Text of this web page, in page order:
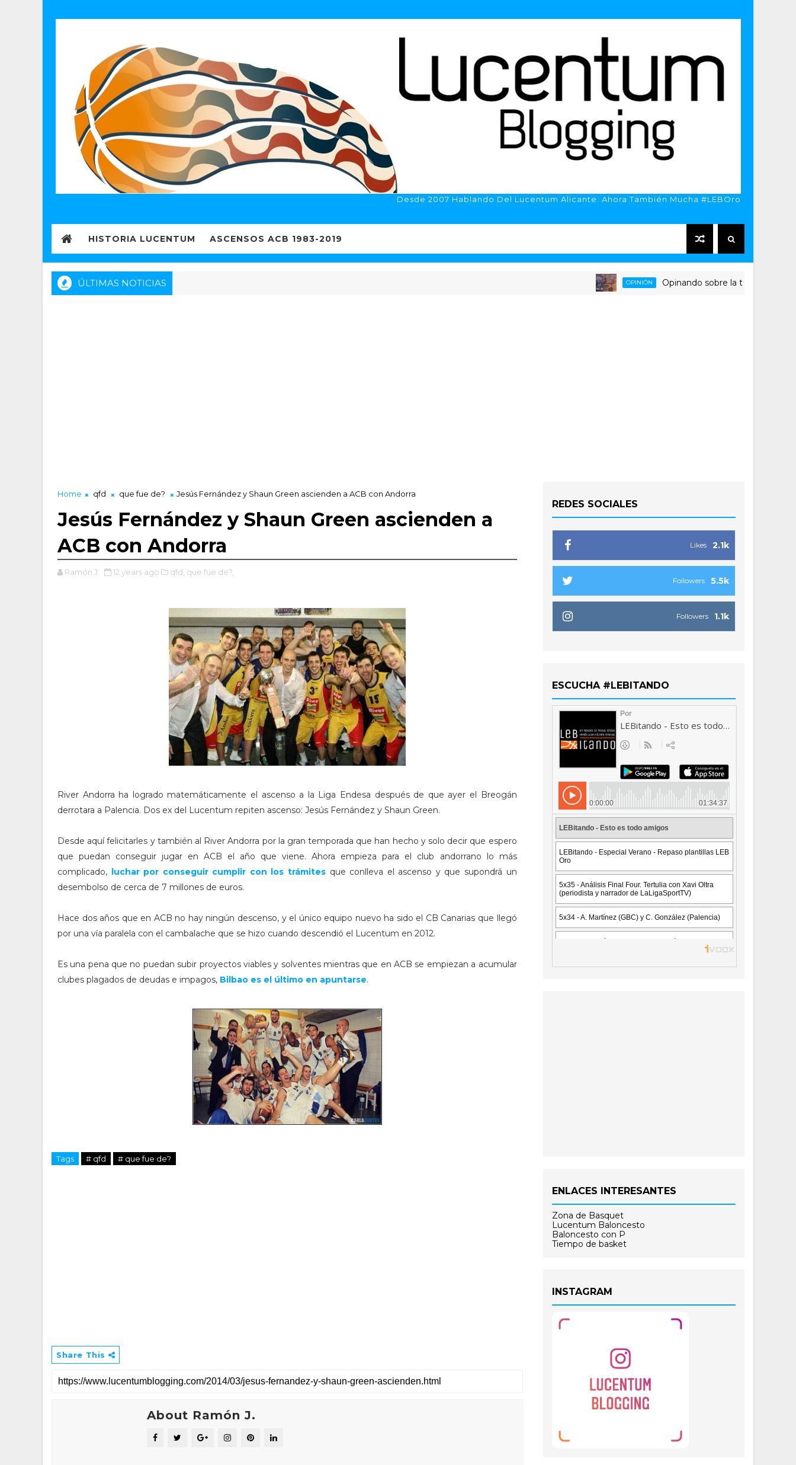
Desde 2007 Hablando Del Lucentum Alicante. Ahora También Mucha #LEBOro
HISTORIA LUCENTUM ASCENSOS ACB 1983-2019
ÚLTIMAS NOTICIAS OPINIÓN Opinando sobre la triste despedida del
Home qfd que fue de? Jesús Fernández y Shaun Green ascienden a ACB con Andorra
Jesús Fernández y Shaun Green ascienden a
ACB con Andorra
Ramón J. 12 years ago qfd, que fue de?,
River Andorra ha logrado matemáticamente el ascenso a la Liga Endesa después de que ayer el Breogán
derrotara a Palencia. Dos ex del Lucentum repiten ascenso: Jesús Fernández y Shaun Green.
Desde aquí felicitarles y también al River Andorra por la gran temporada que han hecho y solo decir que espero
que puedan conseguir jugar en ACB el año que viene. Ahora empieza para el club andorrano lo más
complicado, luchar por conseguir cumplir con los trámites que conlleva el ascenso y que supondrá un
desembolso de cerca de 7 millones de euros.
Hace dos años que en ACB no hay ningún descenso, y el único equipo nuevo ha sido el CB Canarias que llegó
por una vía paralela con el cambalache que se hizo cuando descendió el Lucentum en 2012.
Es una pena que no puedan subir proyectos viables y solventes mientras que en ACB se empiezan a acumular
clubes plagados de deudas e impagos, Bilbao es el último en apuntarse.
Tags # qfd # que fue de?
Share This
About Ramón J.
REDES SOCIALES
2.1k
Likes
5.5k
Followers
1.1k
Followers
ESCUCHA #LEBITANDO
ENLACES INTERESANTES
Zona de Basquet
Lucentum Baloncesto
Baloncesto con P
Tiempo de basket
INSTAGRAM